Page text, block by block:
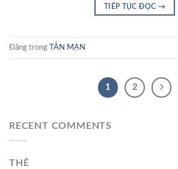
TIẾP TỤC ĐỌC →
Đăng trong TẢN MẠN
1 2
RECENT COMMENTS
THẺ